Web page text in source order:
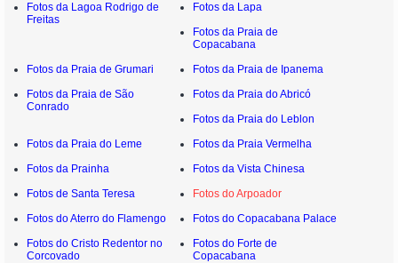
Fotos da Lagoa Rodrigo de
Freitas
Fotos da Lapa
Fotos da Praia de
Copacabana
Fotos da Praia de Grumari
Fotos da Praia de Ipanema
Fotos da Praia de São
Conrado
Fotos da Praia do Abricó
Fotos da Praia do Leblon
Fotos da Praia do Leme
Fotos da Praia Vermelha
Fotos da Prainha
Fotos da Vista Chinesa
Fotos de Santa Teresa
Fotos do Arpoador
Fotos do Aterro do Flamengo
Fotos do Copacabana Palace
Fotos do Cristo Redentor no
Corcovado
Fotos do Forte de
Copacabana